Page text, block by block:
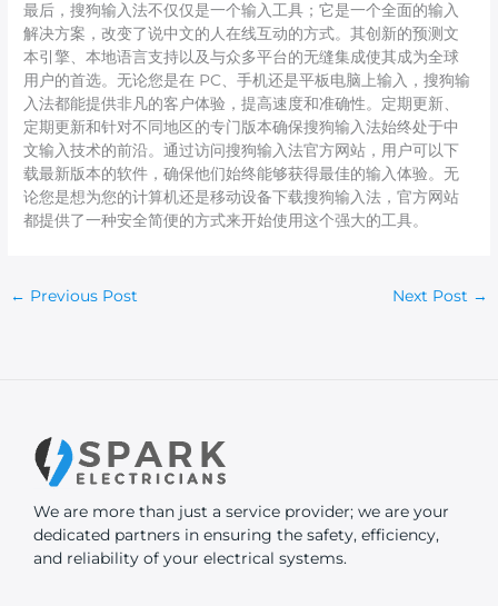
最后，搜狗输入法不仅仅是一个输入工具；它是一个全面的输入
解决方案，改变了说中文的人在线互动的方式。其创新的预测文
本引擎、本地语言支持以及与众多平台的无缝集成使其成为全球
用户的首选。无论您是在 PC、手机还是平板电脑上输入，搜狗输
入法都能提供非凡的客户体验，提高速度和准确性。定期更新、
定期更新和针对不同地区的专门版本确保搜狗输入法始终处于中
文输入技术的前沿。通过访问搜狗输入法官方网站，用户可以下
载最新版本的软件，确保他们始终能够获得最佳的输入体验。无
论您是想为您的计算机还是移动设备下载搜狗输入法，官方网站
都提供了一种安全简便的方式来开始使用这个强大的工具。
← Previous Post Next Post →
We are more than just a service provider; we are your
dedicated partners in ensuring the safety, efficiency,
and reliability of your electrical systems.